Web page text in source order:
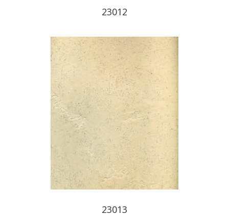
23012
23013